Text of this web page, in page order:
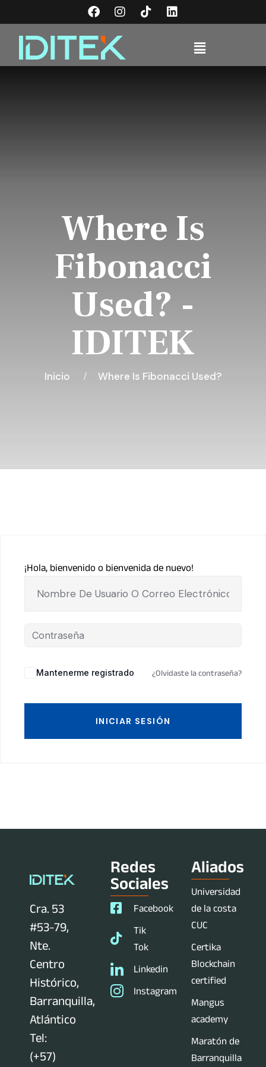
Where Is
Fibonacci
Used? -
IDITEK
Inicio Where Is Fibonacci Used?
¡Hola, bienvenido o bienvenida de nuevo!
Mantenerme registrado ¿Olvidaste la contraseña?
INICIAR SESIÓN
Cra. 53
#53-79,
Nte.
Centro
Histórico,
Barranquilla,
Atlántico
Tel:
(+57)
Redes
Sociales
Facebook
Tik
Tok
Linkedin
Instagram
Aliados
Universidad
de la costa
CUC
Certika
Blockchain
certified
Mangus
academy
Maratón de
Barranquilla